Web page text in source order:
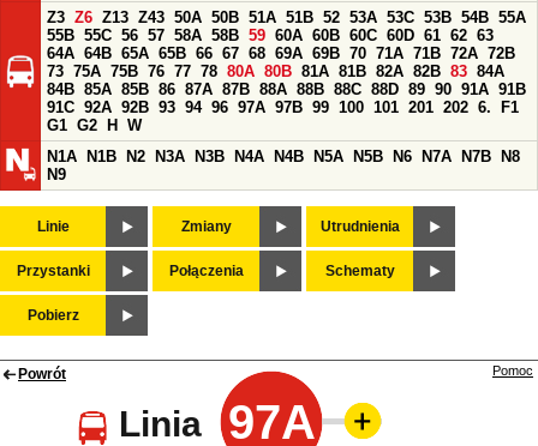
Z3 Z6 Z13 Z43 50A 50B 51A 51B 52 53A 53C 53B 54B 55A
55B 55C 56 57 58A 58B 59 60A 60B 60C 60D 61 62 63
64A 64B 65A 65B 66 67 68 69A 69B 70 71A 71B 72A 72B
73 75A 75B 76 77 78 80A 80B 81A 81B 82A 82B 83 84A
84B 85A 85B 86 87A 87B 88A 88B 88C 88D 89 90 91A 91B
91C 92A 92B 93 94 96 97A 97B 99 100 101 201 202 6.
F1
G1 G2 H
W
N1A
N1B N2 N3A N3B N4A N4B N5A N5B N6 N7A N7B
N8
N9
Linie Zmiany Utrudnienia
Przystanki Połączenia Schematy
Pobierz
Powrót
Linia 97A
Pomoc